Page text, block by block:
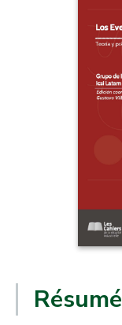
Résumé